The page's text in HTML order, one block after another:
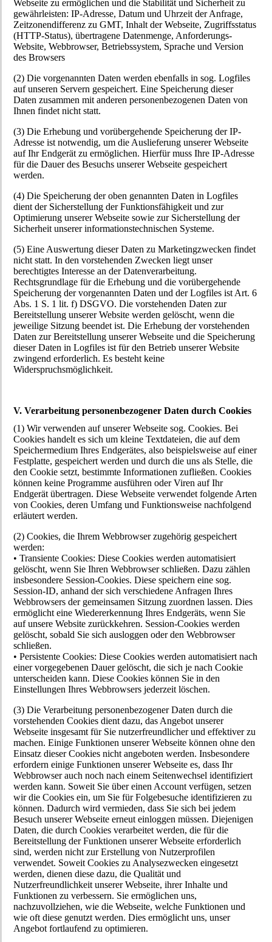
Webseite zu ermöglichen und die Stabilität und Sicherheit zu
gewährleisten: IP-Adresse, Datum und Uhrzeit der Anfrage,
Zeitzonendifferenz zu GMT, Inhalt der Webseite, Zugriffsstatus
(HTTP-Status), übertragene Datenmenge, Anforderungs-
Website, Webbrowser, Betriebssystem, Sprache und Version
des Browsers
(2) Die vorgenannten Daten werden ebenfalls in sog. Logfiles
auf unseren Servern gespeichert. Eine Speicherung dieser
Daten zusammen mit anderen personenbezogenen Daten von
Ihnen findet nicht statt.
(3) Die Erhebung und vorübergehende Speicherung der IP-
Adresse ist notwendig, um die Auslieferung unserer Webseite
auf Ihr Endgerät zu ermöglichen. Hierfür muss Ihre IP-Adresse
für die Dauer des Besuchs unserer Webseite gespeichert
werden.
(4) Die Speicherung der oben genannten Daten in Logfiles
dient der Sicherstellung der Funktionsfähigkeit und zur
Optimierung unserer Webseite sowie zur Sicherstellung der
Sicherheit unserer informationstechnischen Systeme.
(5) Eine Auswertung dieser Daten zu Marketingzwecken findet
nicht statt. In den vorstehenden Zwecken liegt unser
berechtigtes Interesse an der Datenverarbeitung.
Rechtsgrundlage für die Erhebung und die vorübergehende
Speicherung der vorgenannten Daten und der Logfiles ist Art. 6
Abs. 1 S. 1 lit. f) DSGVO. Die vorstehenden Daten zur
Bereitstellung unserer Website werden gelöscht, wenn die
jeweilige Sitzung beendet ist. Die Erhebung der vorstehenden
Daten zur Bereitstellung unserer Webseite und die Speicherung
dieser Daten in Logfiles ist für den Betrieb unserer Website
zwingend erforderlich. Es besteht keine
Widerspruchsmöglichkeit.
V. Verarbeitung personenbezogener Daten durch Cookies
(1) Wir verwenden auf unserer Webseite sog. Cookies. Bei
Cookies handelt es sich um kleine Textdateien, die auf dem
Speichermedium Ihres Endgerätes, also beispielsweise auf einer
Festplatte, gespeichert werden und durch die uns als Stelle, die
den Cookie setzt, bestimmte Informationen zufließen. Cookies
können keine Programme ausführen oder Viren auf Ihr
Endgerät übertragen. Diese Webseite verwendet folgende Arten
von Cookies, deren Umfang und Funktionsweise nachfolgend
erläutert werden.
(2) Cookies, die Ihrem Webbrowser zugehörig gespeichert
werden:
• Transiente Cookies: Diese Cookies werden automatisiert
gelöscht, wenn Sie Ihren Webbrowser schließen. Dazu zählen
insbesondere Session-Cookies. Diese speichern eine sog.
Session-ID, anhand der sich verschiedene Anfragen Ihres
Webbrowsers der gemeinsamen Sitzung zuordnen lassen. Dies
ermöglicht eine Wiedererkennung Ihres Endgeräts, wenn Sie
auf unsere Website zurückkehren. Session-Cookies werden
gelöscht, sobald Sie sich ausloggen oder den Webbrowser
schließen.
• Persistente Cookies: Diese Cookies werden automatisiert nach
einer vorgegebenen Dauer gelöscht, die sich je nach Cookie
unterscheiden kann. Diese Cookies können Sie in den
Einstellungen Ihres Webbrowsers jederzeit löschen.
(3) Die Verarbeitung personenbezogener Daten durch die
vorstehenden Cookies dient dazu, das Angebot unserer
Webseite insgesamt für Sie nutzerfreundlicher und effektiver zu
machen. Einige Funktionen unserer Webseite können ohne den
Einsatz dieser Cookies nicht angeboten werden. Insbesondere
erfordern einige Funktionen unserer Webseite es, dass Ihr
Webbrowser auch noch nach einem Seitenwechsel identifiziert
werden kann. Soweit Sie über einen Account verfügen, setzen
wir die Cookies ein, um Sie für Folgebesuche identifizieren zu
können. Dadurch wird vermieden, dass Sie sich bei jedem
Besuch unserer Webseite erneut einloggen müssen. Diejenigen
Daten, die durch Cookies verarbeitet werden, die für die
Bereitstellung der Funktionen unserer Webseite erforderlich
sind, werden nicht zur Erstellung von Nutzerprofilen
verwendet. Soweit Cookies zu Analysezwecken eingesetzt
werden, dienen diese dazu, die Qualität und
Nutzerfreundlichkeit unserer Webseite, ihrer Inhalte und
Funktionen zu verbessern. Sie ermöglichen uns,
nachzuvollziehen, wie die Webseite, welche Funktionen und
wie oft diese genutzt werden. Dies ermöglicht uns, unser
Angebot fortlaufend zu optimieren.